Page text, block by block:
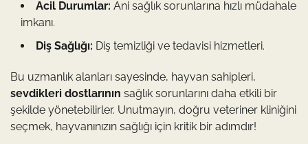
Acil Durumlar: Ani sağlık sorunlarına hızlı müdahale
imkanı.
Diş Sağlığı: Diş temizliği ve tedavisi hizmetleri.
Bu uzmanlık alanları sayesinde, hayvan sahipleri,
sevdikleri dostlarının sağlık sorunlarını daha etkili bir
şekilde yönetebilirler. Unutmayın, doğru veteriner kliniğini
seçmek, hayvanınızın sağlığı için kritik bir adımdır!